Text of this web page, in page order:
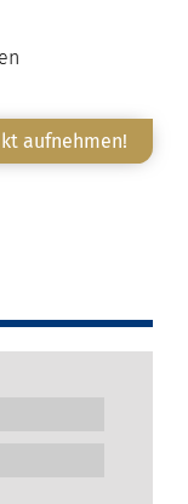
aufnehmen!